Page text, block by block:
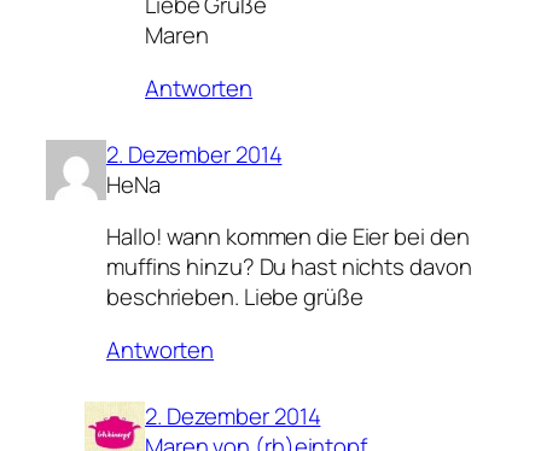
Maren
Antworten
2. Dezember 2014
HeNa
Hallo! wann kommen die Eier bei den
muffins hinzu? Du hast nichts davon
beschrieben. Liebe grüße
Antworten
2. Dezember 2014